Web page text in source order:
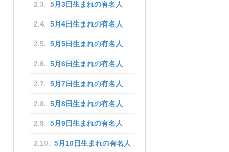
5月3日生まれの有名人
5月4日生まれの有名人
5月5日生まれの有名人
5月6日生まれの有名人
5月7日生まれの有名人
5月8日生まれの有名人
5月9日生まれの有名人
5月10日生まれの有名人